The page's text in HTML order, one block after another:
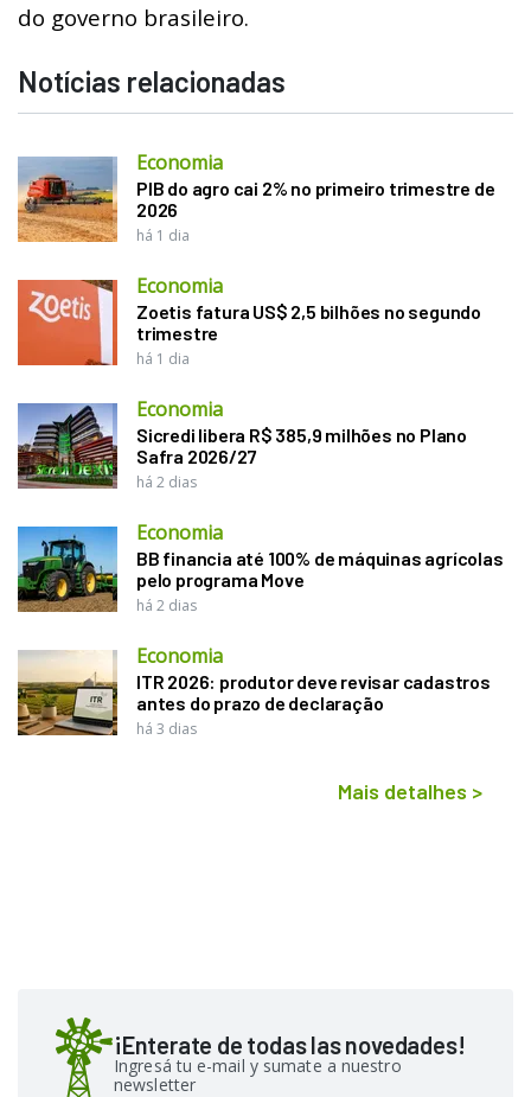
do governo brasileiro.
Notícias relacionadas
Economia
PIB do agro cai 2% no primeiro trimestre de
2026
há 1 dia
Economia
Zoetis fatura US$ 2,5 bilhões no segundo
trimestre
há 1 dia
Economia
Sicredi libera R$ 385,9 milhões no Plano
Safra 2026/27
há 2 dias
Economia
BB financia até 100% de máquinas agrícolas
pelo programa Move
há 2 dias
Economia
ITR 2026: produtor deve revisar cadastros
antes do prazo de declaração
há 3 dias
Mais detalhes >
¡Enterate de todas las novedades!
Ingresá tu e-mail y sumate a nuestro
newsletter